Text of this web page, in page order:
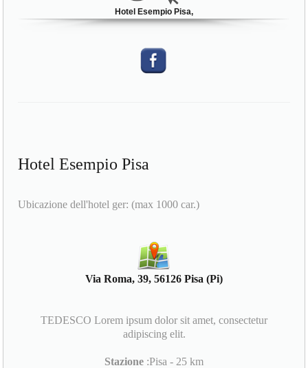
Hotel Esempio Pisa,
Hotel Esempio Pisa
Ubicazione dell'hotel ger: (max 1000 car.)
Via Roma, 39, 56126 Pisa (Pi)
TEDESCO Lorem ipsum dolor sit amet, consectetur
adipiscing elit.
Stazione :Pisa - 25 km